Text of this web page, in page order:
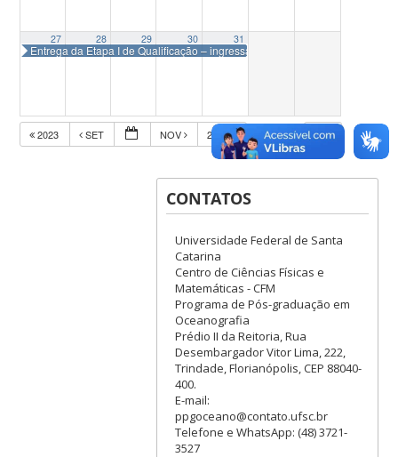
27
Entrega da Etapa I de Qualificação – ingressantes em 2024-1
28 29 30 31
2023 SET NOV 2025
CONTATOS
Universidade Federal de Santa
Catarina
Centro de Ciências Físicas e
Matemáticas - CFM
Programa de Pós-graduação em
Oceanografia
Prédio II da Reitoria, Rua
Desembargador Vitor Lima, 222,
Trindade, Florianópolis, CEP 88040-
400.
E-mail:
ppgoceano@contato.ufsc.br
Telefone e WhatsApp: (48) 3721-
3527